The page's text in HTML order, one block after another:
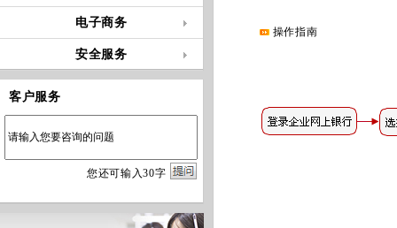
电子商务
安全服务
客户服务
您还可输入30字
操作指南